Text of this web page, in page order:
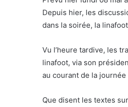
Depuis hier, les
dans la soirée, la
Vu l’heure tardive, les
linafoot, via son
au courant de la journée
Que disent les textes